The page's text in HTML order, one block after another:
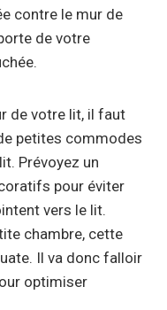
contre le mur de
de votre
de votre lit, il faut
petites commodes
Prévoyez un
pour éviter
vers le lit.
chambre, cette
Il va donc falloir
optimiser